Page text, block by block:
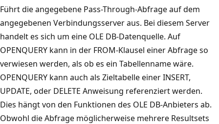
Führt die angegebene Pass-Through-Abfrage auf dem
angegebenen Verbindungsserver aus. Bei diesem Server
handelt es sich um eine OLE DB-Datenquelle. Auf
OPENQUERY kann in der FROM-Klausel einer Abfrage so
verwiesen werden, als ob es ein Tabellenname wäre.
OPENQUERY kann auch als Zieltabelle einer INSERT,
UPDATE, oder DELETE Anweisung referenziert werden.
Dies hängt von den Funktionen des OLE DB-Anbieters ab.
Obwohl die Abfrage möglicherweise mehrere Resultsets